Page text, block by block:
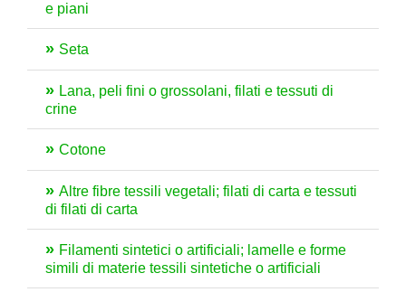
e piani
Seta
Lana, peli fini o grossolani, filati e tessuti di
crine
Cotone
Altre fibre tessili vegetali; filati di carta e tessuti
di filati di carta
Filamenti sintetici o artificiali; lamelle e forme
simili di materie tessili sintetiche o artificiali